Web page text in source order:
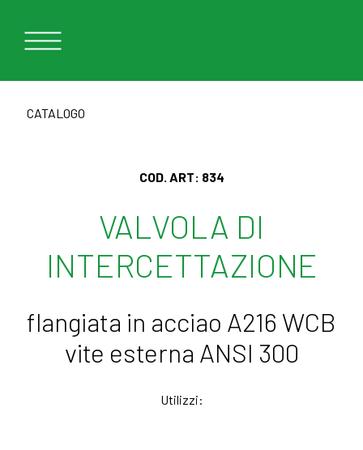
CATALOGO
COD. ART: 834
VALVOLA DI
INTERCETTAZIONE
flangiata in acciao A216 WCB
vite esterna ANSI 300
Utilizzi: